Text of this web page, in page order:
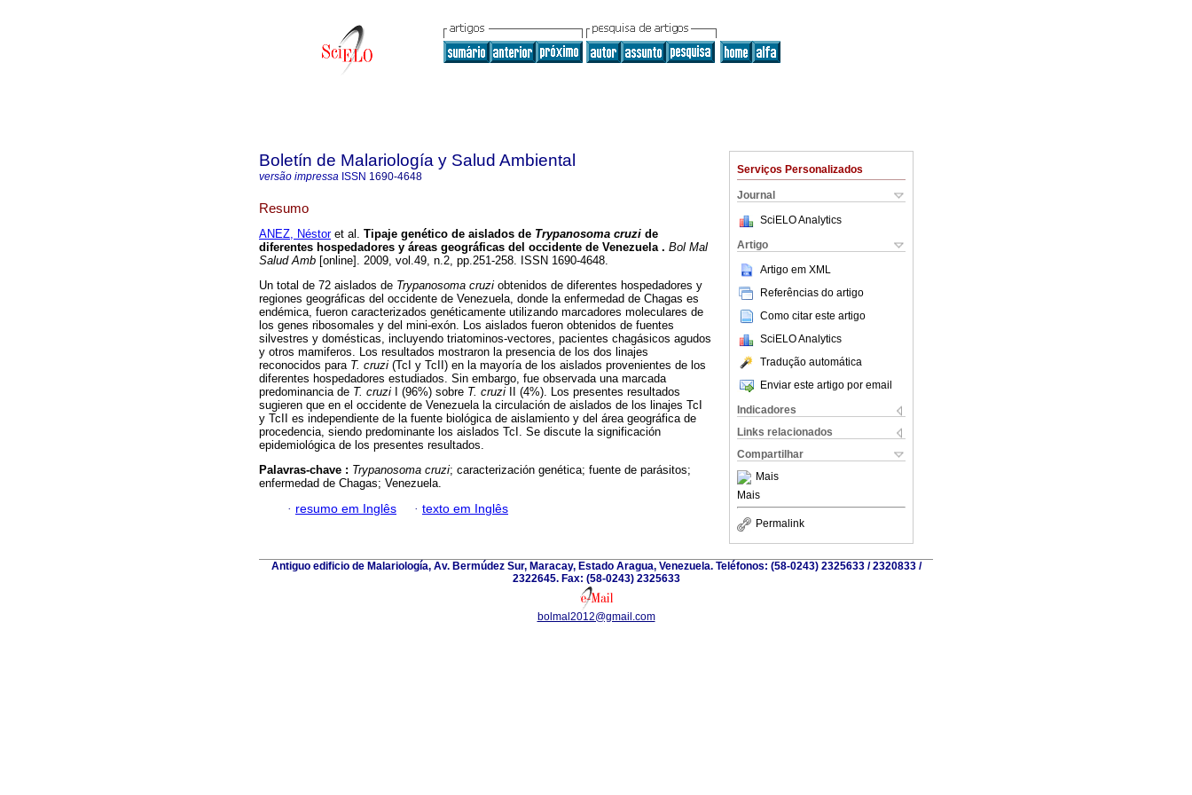
Serviços Personalizados
Journal
SciELO Analytics
Artigo
Artigo em XML
Referências do artigo
Como citar este artigo
SciELO Analytics
Tradução automática
Enviar este artigo por email
Indicadores
Links relacionados
Compartilhar
Mais
Mais
Permalink
Boletín de Malariología y Salud Ambiental
versão impressa ISSN 1690-4648
Resumo
ANEZ, Néstoret al. Tipaje genético de aislados de Trypanosoma cruzi de
diferentes hospedadores y áreas geográficas del occidente de Venezuela . Bol Mal
Salud Amb [online]. 2009, vol.49, n.2, pp.251-258. ISSN 1690-4648.
Un total de 72 aislados de Trypanosoma cruzi obtenidos de diferentes hospedadores y
regiones geográficas del occidente de Venezuela, donde la enfermedad de Chagas es
endémica, fueron caracterizados genéticamente utilizando marcadores moleculares de
los genes ribosomales y del mini-exón. Los aislados fueron obtenidos de fuentes
silvestres y domésticas, incluyendo triatominos-vectores, pacientes chagásicos agudos
y otros mamiferos. Los resultados mostraron la presencia de los dos linajes
reconocidos para T. cruzi (TcI y TcII) en la mayoría de los aislados provenientes de los
diferentes hospedadores estudiados. Sin embargo, fue observada una marcada
predominancia de T. cruzi I (96%) sobre T. cruzi
II (4%). Los presentes resultados
sugieren que en el occidente de Venezuela la circulación de aislados de los linajes TcI
y TcII es independiente de la fuente biológica de aislamiento y del área geográfica de
procedencia, siendo predominante los aislados TcI. Se discute la significación
epidemiológica de los presentes resultados.
Palavras-chave : Trypanosoma cruzi; caracterización genética; fuente de parásitos;
enfermedad de Chagas; Venezuela.
· resumo em Inglês · texto em Inglês
Antiguo edificio de Malariología, Av. Bermúdez Sur, Maracay, Estado Aragua, Venezuela. Teléfonos: (58-0243) 2325633 / 2320833 /
2322645. Fax: (58-0243) 2325633
bolmal2012@gmail.com